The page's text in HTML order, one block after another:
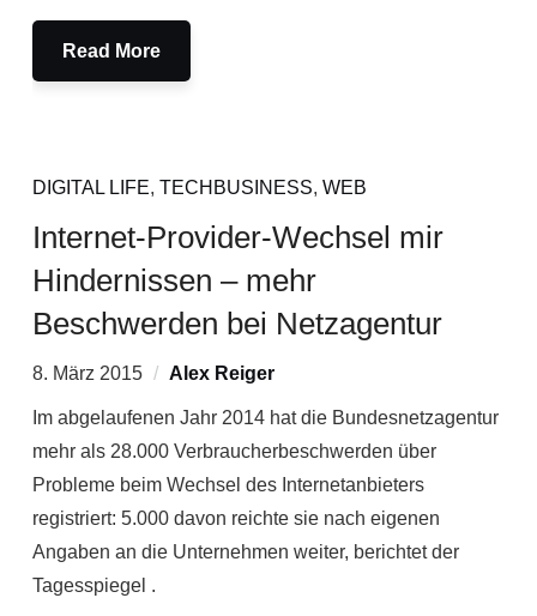
Read More
DIGITAL LIFE, TECHBUSINESS, WEB
Internet-Provider-Wechsel mir
Hindernissen – mehr
Beschwerden bei Netzagentur
8. März 2015 Alex Reiger
Im abgelaufenen Jahr 2014 hat die Bundesnetzagentur
mehr als 28.000 Verbraucherbeschwerden über
Probleme beim Wechsel des Internetanbieters
registriert: 5.000 davon reichte sie nach eigenen
Angaben an die Unternehmen weiter, berichtet der
Tagesspiegel .